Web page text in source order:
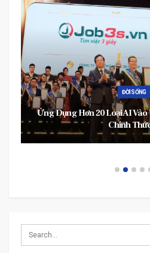
ĐỜI SỐNG
Ứng Dụng Hơn 20 Loại AI
Chính